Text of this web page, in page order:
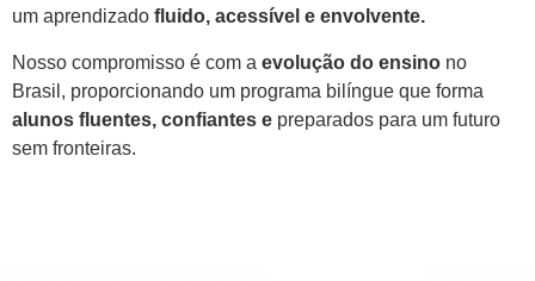
um aprendizado fluido, acessível e envolvente.
Nosso compromisso é com a evolução do ensino no
Brasil, proporcionando um programa bilíngue que forma
alunos fluentes, confiantes e preparados para um futuro
sem fronteiras.